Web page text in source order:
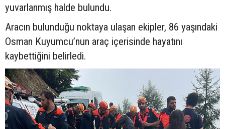
yuvarlanmış halde bulundu.
Aracın bulunduğu noktaya ulaşan ekipler, 86 yaşındaki
Osman Kuyumcu’nun araç içerisinde hayatını
kaybettiğini belirledi.